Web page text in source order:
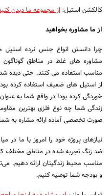
کالکشن استیل: از مجموعه ما دیدن
از ما مشاوره بخواهید
چرا دانستن انواع جنس نرده
مشاوره های غلط در مناطق
مناسب استفاده می کنند. حتی دیده
خوردگی کرده بود! در واقع شما به
زندگی شما چه نوع فلزی بهترین
صورت تخصصی آماده ارائه مشاره به
نیازهای پروژه خود را امروز با ما در
ضد زنگ تجربه شده در مناطق مختلف
مناسب محیط زندگیتان ارائه دهیم.
و بودجه شما توصیه کنیم.